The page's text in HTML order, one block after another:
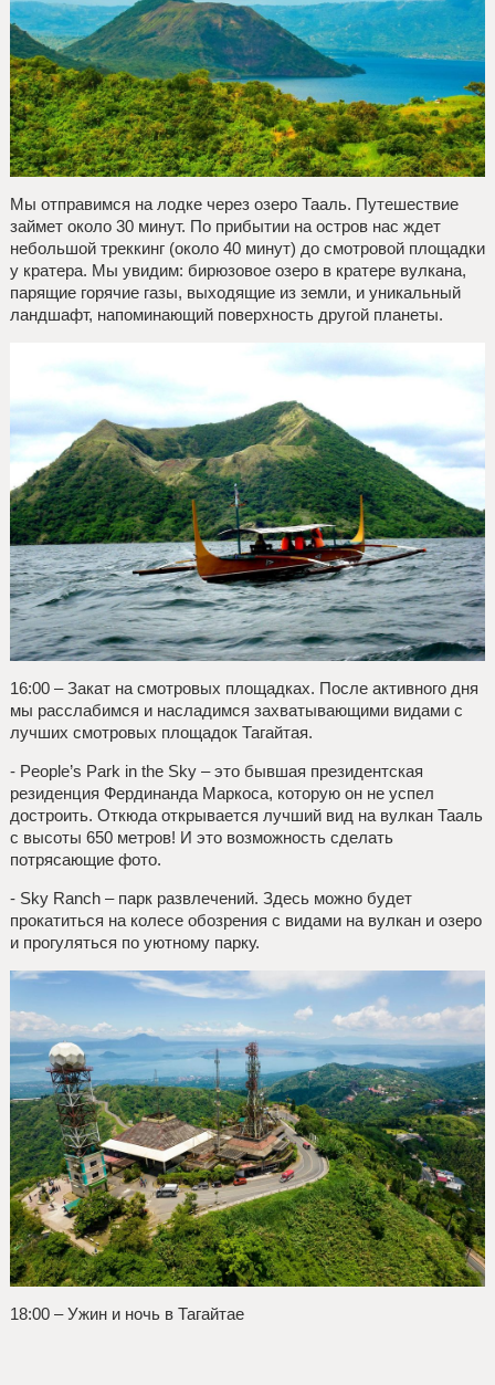
Мы отправимся на лодке через озеро Тааль. Путешествие
займет около 30 минут. По прибытии на остров нас ждет
небольшой треккинг (около 40 минут) до смотровой площадки
у кратера. Мы увидим: бирюзовое озеро в кратере вулкана,
парящие горячие газы, выходящие из земли, и уникальный
ландшафт, напоминающий поверхность другой планеты.
16:00 – Закат на смотровых площадках. После активного дня
мы расслабимся и насладимся захватывающими видами с
лучших смотровых площадок Тагайтая.
- People’s Park in the Sky – это бывшая президентская
резиденция Фердинанда Маркоса, которую он не успел
достроить. Откюда открывается лучший вид на вулкан Тааль
с высоты 650 метров! И это возможность сделать
потрясающие фото.
- Sky Ranch – парк развлечений. Здесь можно будет
прокатиться на колесе обозрения с видами на вулкан и озеро
и прогуляться по уютному парку.
18:00 – Ужин и ночь в Тагайтае